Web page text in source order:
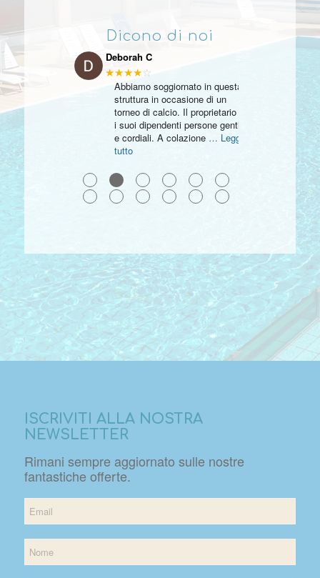
Dicono di noi
Deborah C
★★★★☆
Abbiamo soggiornato in questa
struttura in occasione di un
torneo di calcio. Il proprietario e
i suoi dipendenti persone gentili
e cordiali. A colazione … Leggi
tutto
● ● ● ● ● ●
● ● ● ● ● ●
ISCRIVITI ALLA NOSTRA
NEWSLETTER
Rimani sempre aggiornato sulle nostre
fantastiche offerte.